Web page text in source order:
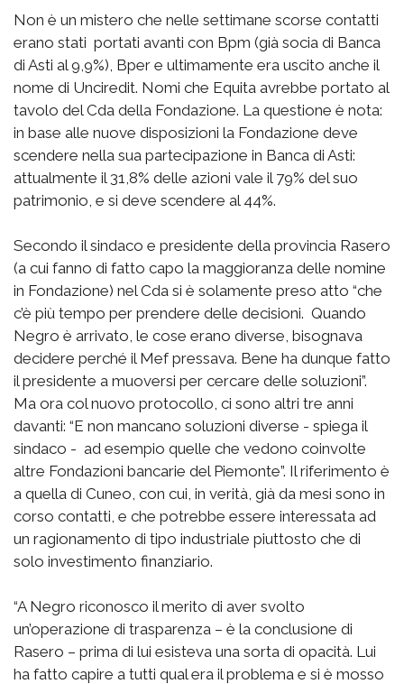
Non è un mistero che nelle settimane scorse contatti
erano stati portati avanti con Bpm (già socia di Banca
di Asti al 9,9%), Bper e ultimamente era uscito anche il
nome di Unciredit. Nomi che Equita avrebbe portato al
tavolo del Cda della Fondazione. La questione è nota:
in base alle nuove disposizioni la Fondazione deve
scendere nella sua partecipazione in Banca di Asti:
attualmente il 31,8% delle azioni vale il 79% del suo
patrimonio, e si deve scendere al 44%.
Secondo il sindaco e presidente della provincia Rasero
(a cui fanno di fatto capo la maggioranza delle nomine
in Fondazione) nel Cda si è solamente preso atto “che
c’è più tempo per prendere delle decisioni. Quando
Negro è arrivato, le cose erano diverse, bisognava
decidere perché il Mef pressava. Bene ha dunque fatto
il presidente a muoversi per cercare delle soluzioni”.
Ma ora col nuovo protocollo, ci sono altri tre anni
davanti: “E non mancano soluzioni diverse - spiega il
sindaco - ad esempio quelle che vedono coinvolte
altre Fondazioni bancarie del Piemonte”. Il riferimento è
a quella di Cuneo, con cui, in verità, già da mesi sono in
corso contatti, e che potrebbe essere interessata ad
un ragionamento di tipo industriale piuttosto che di
solo investimento finanziario.
“A Negro riconosco il merito di aver svolto
un’operazione di trasparenza – è la conclusione di
Rasero – prima di lui esisteva una sorta di opacità. Lui
ha fatto capire a tutti qual era il problema e si è mosso